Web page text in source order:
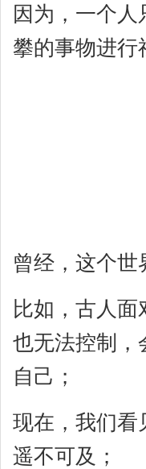
因为，一个
攀的事物进行
曾经，这个世
比如，古人
也无法控制，
自己；
现在，我们看
遥不可及；